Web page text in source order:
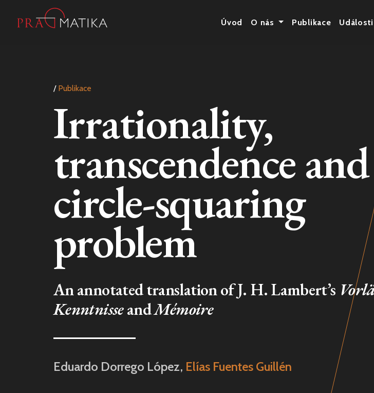
Úvod O nás Publikace Události
/ Publikace
Irrationality,
transcendence
circle-squaring
problem
An annotated translation of J. H. Lambert’s
KenntnisseandMémoire
Eduardo Dorrego López, Elías Fuentes Guillén